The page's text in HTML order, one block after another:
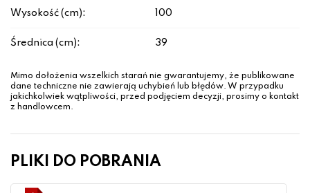
Wysokość (cm): 100
Średnica (cm): 39
Mimo dołożenia wszelkich starań nie gwarantujemy, że publikowane
dane techniczne nie zawierają uchybień lub błędów. W przypadku
jakichkolwiek wątpliwości, przed podjęciem decyzji, prosimy o kontakt
z handlowcem.
PLIKI DO POBRANIA